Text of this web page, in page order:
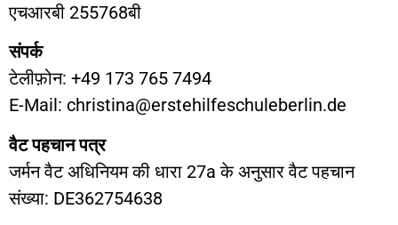
एचआरबी 255768बी
संपर्क
टेलीफ़ोन: +49 173 765 7494
E-Mail: christina@erstehilfeschuleberlin.de
वैट पहचान पत्र
जर्मन वैट अधिनियम की धारा 27a के अनुसार वैट पहचान
संख्या: DE362754638